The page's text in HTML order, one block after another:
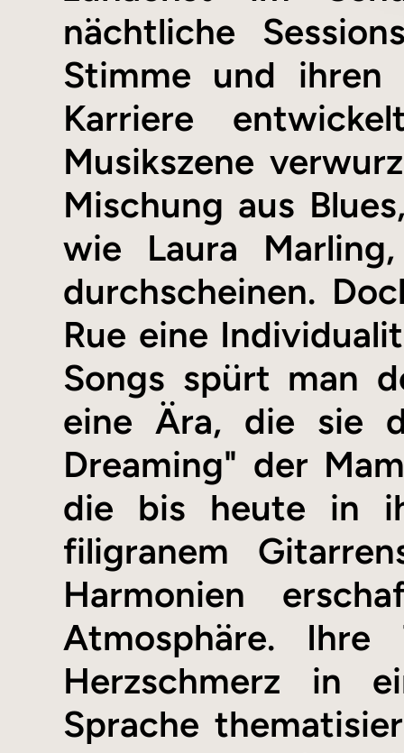
nächtliche
Stimme und
Karriere
Musikszene
Mischung aus
wie Laura
durchscheinen.
Rue eine
Songs spürt man
eine Ära, die sie
Dreaming" der
die bis heute in
filigranem
Harmonien
Atmosphäre.
Herzschmerz in
Sprache